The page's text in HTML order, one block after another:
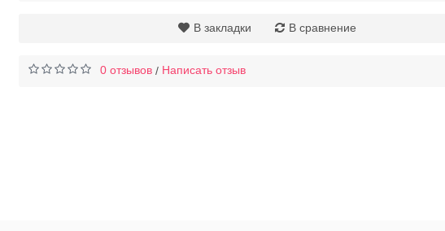
В закладки В сравнение
0 отзывов / Написать отзыв